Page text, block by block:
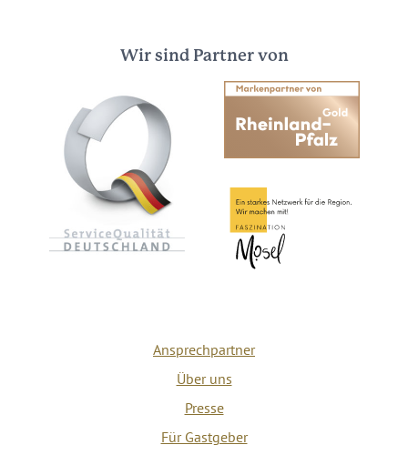
Wir sind Partner von
Ansprechpartner
Über uns
Presse
Für Gastgeber